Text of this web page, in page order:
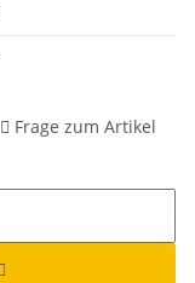
Frage zum Artikel